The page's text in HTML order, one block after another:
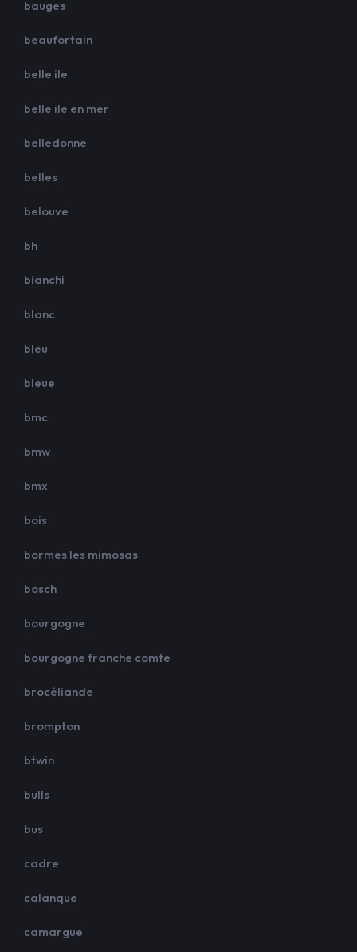
bauges
beaufortain
belle ile
belle ile en mer
belledonne
belles
belouve
bh
bianchi
blanc
bleu
bleue
bmc
bmw
bmx
bois
bormes les mimosas
bosch
bourgogne
bourgogne franche comte
brocéliande
brompton
btwin
bulls
bus
cadre
calanque
camargue